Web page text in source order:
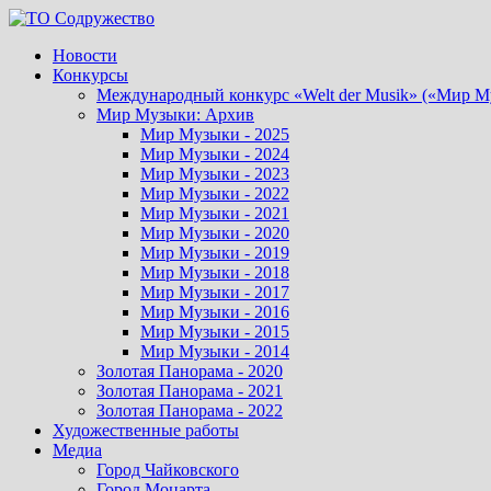
Перейти
содержимому
Новости
Конкурсы
Международный конкурс «Welt der Musik» («Мир
Мир Музыки: Архив
Мир Музыки - 2025
Мир Музыки - 2024
Мир Музыки - 2023
Мир Музыки - 2022
Мир Музыки - 2021
Мир Музыки - 2020
Мир Музыки - 2019
Мир Музыки - 2018
Мир Музыки - 2017
Мир Музыки - 2016
Мир Музыки - 2015
Мир Музыки - 2014
Золотая Панорама - 2020
Золотая Панорама - 2021
Золотая Панорама - 2022
Художественные работы
Медиа
Город Чайковского